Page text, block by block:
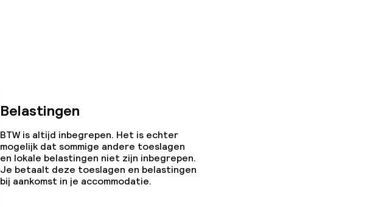
Belastingen
BTW is altijd inbegrepen. Het is echter
mogelijk dat sommige andere toeslagen
en lokale belastingen niet zijn inbegrepen.
Je betaalt deze toeslagen en belastingen
bij aankomst in je accommodatie.